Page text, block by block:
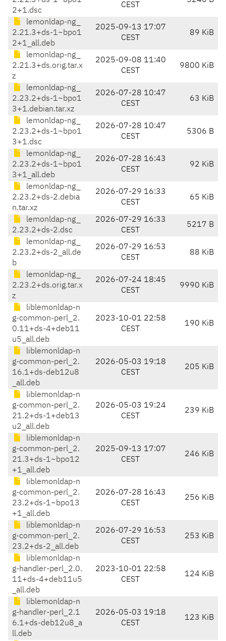
2+1.dsc
CEST
lemonldap-ng_
2.21.3+ds-1~bpo1
2+1_all.deb
2025-09-13 17:07
CEST
89 KiB
lemonldap-ng_
2.21.3+ds.orig.tar.x
z
2025-09-08 11:40
CEST
9800 KiB
lemonldap-ng_
2.23.2+ds-1~bpo1
3+1.debian.tar.xz
2026-07-28 10:47
CEST
63 KiB
lemonldap-ng_
2.23.2+ds-1~bpo1
3+1.dsc
2026-07-28 10:47
CEST
5306 B
lemonldap-ng_
2.23.2+ds-1~bpo1
3+1_all.deb
2026-07-28 16:43
CEST
92 KiB
lemonldap-ng_
2.23.2+ds-2.debia
n.tar.xz
2026-07-29 16:33
CEST
65 KiB
lemonldap-ng_
2.23.2+ds-2.dsc
2026-07-29 16:33
CEST
5217 B
lemonldap-ng_
2.23.2+ds-2_all.de
b
2026-07-29 16:53
CEST
88 KiB
lemonldap-ng_
2.23.2+ds.orig.tar.x
z
2026-07-24 18:45
CEST
9990 KiB
liblemonldap-n
g-common-perl_2.
0.11+ds-4+deb11
u5_all.deb
2023-10-01 22:58
CEST
190 KiB
liblemonldap-n
g-common-perl_2.
16.1+ds-deb12u8
_all.deb
2026-05-03 19:18
CEST
205 KiB
liblemonldap-n
g-common-perl_2.
21.2+ds-1+deb13
u2_all.deb
2026-05-03 19:24
CEST
239 KiB
liblemonldap-n
g-common-perl_2.
21.3+ds-1~bpo12
+1_all.deb
2025-09-13 17:07
CEST
246 KiB
liblemonldap-n
g-common-perl_2.
23.2+ds-1~bpo13
+1_all.deb
2026-07-28 16:43
CEST
256 KiB
liblemonldap-n
g-common-perl_2.
23.2+ds-2_all.deb
2026-07-29 16:53
CEST
253 KiB
liblemonldap-n
g-handler-perl_2.0.
11+ds-4+deb11u5
_all.deb
2023-10-01 22:58
CEST
124 KiB
liblemonldap-n
g-handler-perl_2.1
6.1+ds-deb12u8_a
ll.deb
2026-05-03 19:18
CEST
123 KiB